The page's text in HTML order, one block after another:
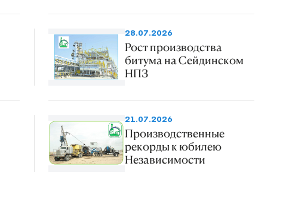
28.07.2026
Рост производства
битума на Сейдинском
НПЗ
21.07.2026
Производственные
рекорды к юбилею
Независимости